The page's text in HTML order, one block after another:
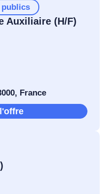
publics
Auxiliaire (H/F)
France